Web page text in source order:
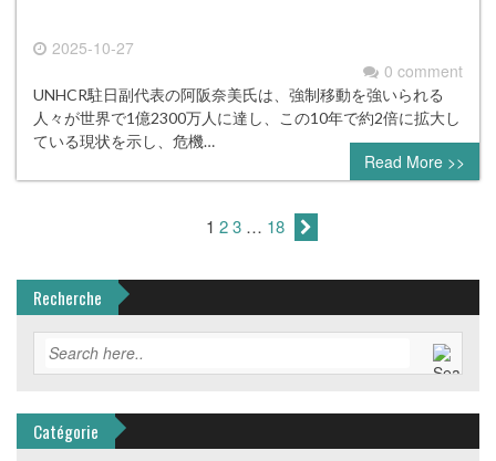
2025-10-27
0 comment
UNHCR駐日副代表の阿阪奈美氏は、強制移動を強いられる
人々が世界で1億2300万人に達し、この10年で約2倍に拡大し
ている現状を示し、危機…
Read More >>
1 23 … 18
Recherche
Catégorie